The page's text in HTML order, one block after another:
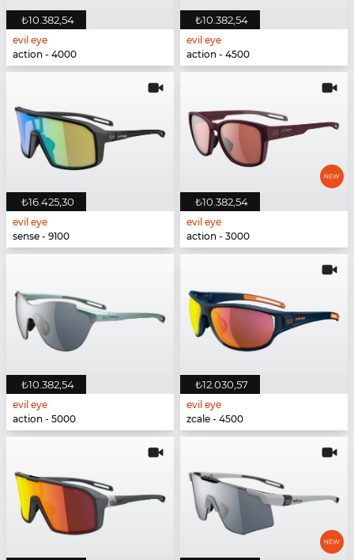
₺10.382,54
evil eye
action - 4000
₺10.382,54
evil eye
action - 4500
₺16.425,30
evil eye
sense - 9100
₺10.382,54
evil eye
action - 3000
₺10.382,54
evil eye
action - 5000
₺12.030,57
evil eye
zcale - 4500